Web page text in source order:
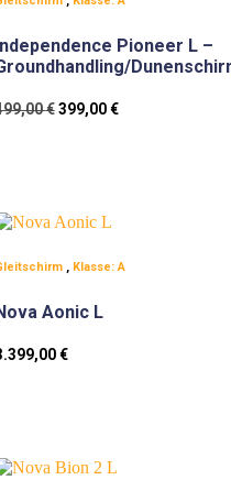
Pioneer L –
€ Ursprünglicher
399,00€Aktueller
, Klasse: A
Aonic L
€